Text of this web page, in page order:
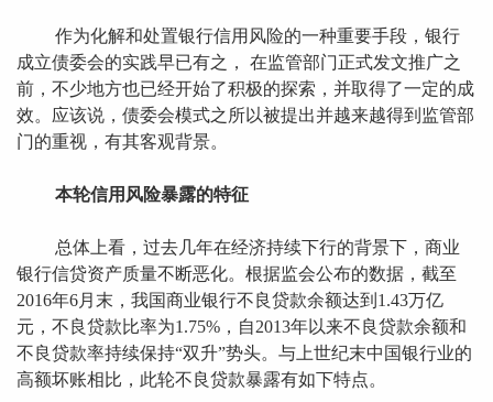
作为化解和处置银行信用风险的一种重要手段，银行
成立债委会的实践早已有之， 在监管部门正式发文推广之
前，不少地方也已经开始了积极的探索，并取得了一定的成
效。应该说，债委会模式之所以被提出并越来越得到监管部
门的重视，有其客观背景。
本轮信用风险暴露的特征
总体上看，过去几年在经济持续下行的背景下，商业
银行信贷资产质量不断恶化。根据监会公布的数据，截至
2016年6月末，我国商业银行不良贷款余额达到1.43万亿
元，不良贷款比率为1.75%，自2013年以来不良贷款余额和
不良贷款率持续保持“双升”势头。与上世纪末中国银行业的
高额坏账相比，此轮不良贷款暴露有如下特点。